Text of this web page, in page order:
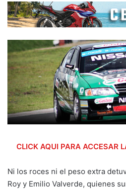
CLICK AQUI PARA ACCESAR
Ni los roces ni el peso extra
Roy y Emilio Valverde, quienes